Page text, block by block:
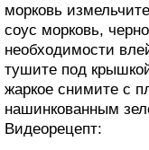
морковь
соус морковь,
необходимости
тушите под
жаркое снимите с
нашинкованным
Видеорецепт: